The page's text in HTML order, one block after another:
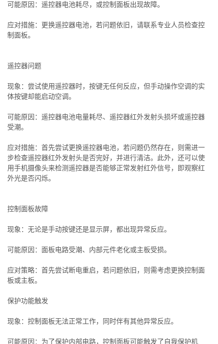
可能原因：遥控器电池耗尽，或控制面板出现故障。
应对措施：更换遥控器电池，若问题依旧，请联系专业人员检查控
制面板。
遥控器问题
现象：尝试使用遥控器时，按键无任何反应，但手动操作空调的实
体按键却能启动空调。
可能原因：遥控器电池电量耗尽、遥控器红外发射头损坏或遥控器
受潮。
应对措施：首先尝试更换遥控器电池，若问题仍然存在，则需进一
步检查遥控器红外发射头是否完好，并进行清洁。此外，还可以使
用手机摄像头来检测遥控器是否能够正常发射红外信号，即观察红
外光是否闪烁。
控制面板故障
现象：无论是手动按键还是显示屏，都出现异常反应。
可能原因：面板电路受潮、内部元件老化或主板受损。
应对策略：首先尝试断电重启，若问题依旧，则需考虑更换控制面
板或主板。
保护功能触发
现象：控制面板无法正常工作，同时伴有其他异常反应。
可能原因：为了保护内部电路，控制面板可能触发了自我保护机